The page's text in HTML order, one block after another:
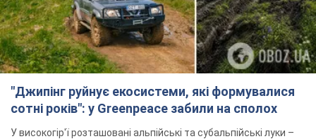
"Джипінг руйнує екосистеми, які формувалися
сотні років": у Greenpeace забили на сполох
У високогір'ї розташовані альпійські та субальпійські луки –